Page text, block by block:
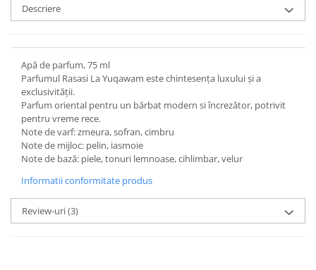
Descriere
Apă de parfum, 75 ml
Parfumul Rasasi La Yuqawam este chintesența luxului și a
exclusivității.
Parfum oriental pentru un bărbat modern si încrezător, potrivit
pentru vreme rece.
Note de varf: zmeura, sofran, cimbru
Note de mijloc: pelin, iasmoie
Note de bază: piele, tonuri lemnoase, cihlimbar, velur
Informatii conformitate produs
Review-uri(3)